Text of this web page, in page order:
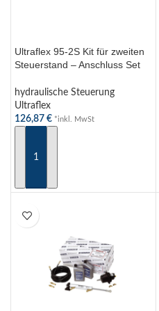
Ultraflex 95-2S Kit für zweiten
Steuerstand – Anschluss Set
UC168-I, UC215-I
hydraulische Steuerung
Ultraflex
126,87 € *inkl. MwSt